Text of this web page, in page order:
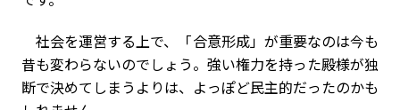
社会を運営する上で、「合意形成」が重要なのは今も
昔も変わらないのでしょう。強い権力を持った殿様が独
断で決めてしまうよりは、よっぽど民主的だったのかも